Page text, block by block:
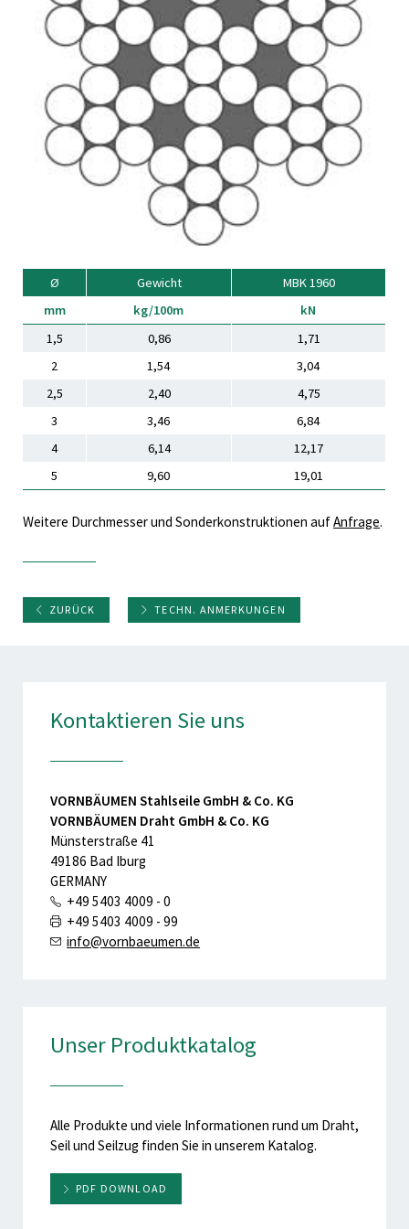
Compliance/CSR
Downloads
Kontakt
Ausbildung / Studium
Ferienjobs
Ø Gewicht
MBK 1960
mm
kg/100m
kN
1,5
0,86
1,71
2
1,54
3,04
2,5
2,40
4,75
3
3,46
6,84
4
6,14
12,17
5
9,60 19,01
Weitere Durchmesser und Sonderkonstruktionen aufAnfrage.
ZURÜCK TECHN. ANMERKUNGEN
Kontaktieren Sie uns
VORNBÄUMEN Stahlseile GmbH & Co. KG
VORNBÄUMEN Draht GmbH & Co. KG
Münsterstraße 41
49186 Bad Iburg
GERMANY
+49 5403 4009 - 0
+49 5403 4009 - 99
info@vornbaeumen.de
Unser Produktkatalog
Alle Produkte und viele Informationen rund um Draht,
Seil und Seilzug finden Sie in unserem Katalog.
PDF DOWNLOAD